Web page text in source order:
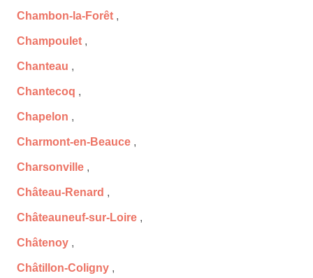
Chambon-la-Forêt ,
Champoulet ,
Chanteau ,
Chantecoq ,
Chapelon ,
Charmont-en-Beauce ,
Charsonville ,
Château-Renard ,
Châteauneuf-sur-Loire ,
Châtenoy ,
Châtillon-Coligny ,